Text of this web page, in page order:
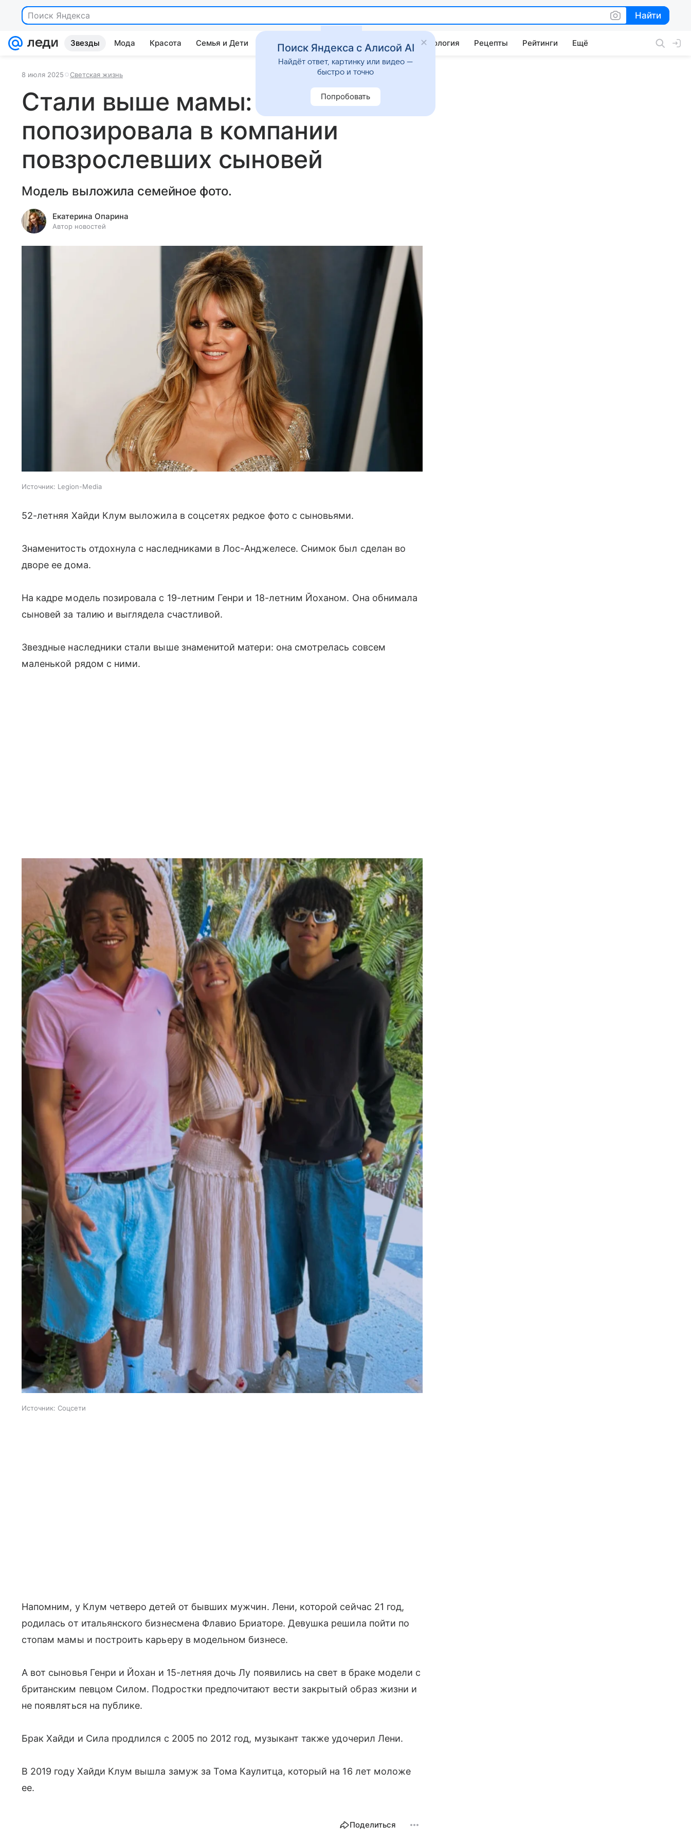
Поиск Яндекса Найти
Найти
Звезды Мода Красота Семья и Дети Дом Гороскопы Стиль жизни Психология Рецепты Рейтинги Ещё
8 июля 2025 Светская жизнь
Стали выше мамы: Хайди Клум
попозировала в компании
повзрослевших сыновей
Модель выложила семейное фото.
Екатерина Опарина
Автор новостей
Источник: Legion-Media
52-летняя Хайди Клум выложила в соцсетях редкое фото с сыновьями.
Знаменитость отдохнула с наследниками в Лос-Анджелесе. Снимок был сделан во
дворе ее дома.
На кадре модель позировала с 19-летним Генри и 18-летним Йоханом. Она обнимала
сыновей за талию и выглядела счастливой.
Звездные наследники стали выше знаменитой матери: она смотрелась совсем
маленькой рядом с ними.
Источник: Соцсети
Напомним, у Клум четверо детей от бывших мужчин. Лени, которой сейчас 21 год,
родилась от итальянского бизнесмена Флавио Бриаторе. Девушка решила пойти по
стопам мамы и построить карьеру в модельном бизнесе.
А вот сыновья Генри и Йохан и 15-летняя дочь Лу появились на свет в браке модели с
британским певцом Силом. Подростки предпочитают вести закрытый образ жизни и
не появляться на публике.
Брак Хайди и Сила продлился с 2005 по 2012 год, музыкант также удочерил Лени.
В 2019 году Хайди Клум вышла замуж за Тома Каулитца, который на 16 лет моложе
ее.
Поделиться
Поиск Яндекса с Алисой AI
Найдёт ответ, картинку или видео —
быстро и точно
Попробовать